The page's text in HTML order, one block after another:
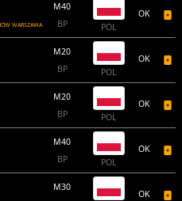
WARSZAWA
M40
BP
POL
OK
M20
BP
POL
OK
M20
BP
POL
OK
M40
BP
POL
OK
M30
OK